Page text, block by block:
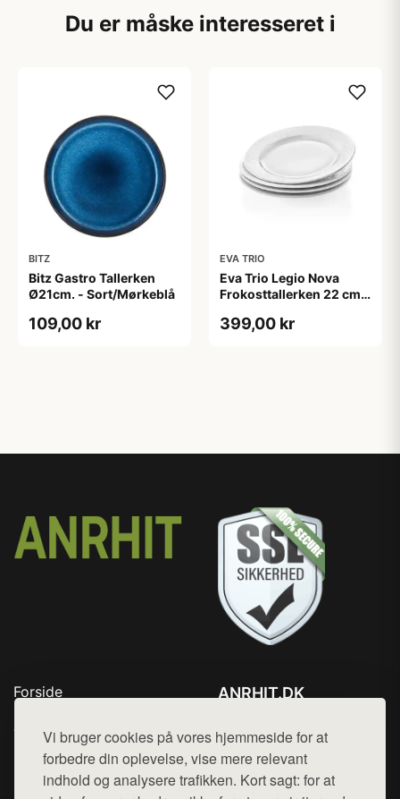
Vi bruger cookies på vores hjemmeside for at
forbedre din oplevelse, vise mere relevant
indhold og analysere trafikken. Kort sagt: for at
Du er måske interesseret i
BITZ
Bitz Gastro Tallerken
Ø21cm. - Sort/Mørkeblå
109,00 kr
EVA TRIO
Eva Trio Legio Nova
Frokosttallerken 22 cm -
399,00 kr
Forside
Top Rabatter
Blog
Kontakt
ANRHIT.DK
Mail: hej@want.dk
Cookie- og privatlivspolitik